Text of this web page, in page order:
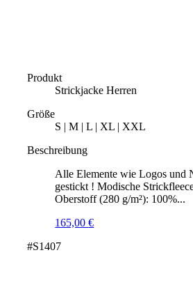
Produkt
Strickjacke Herren
Größe
S | M | L | XL | XXL
Beschreibung
Alle Elemente wie Logos und
gestickt ! Modische
Oberstoff (280 g/m²): 100%...
165,00€
#S1407